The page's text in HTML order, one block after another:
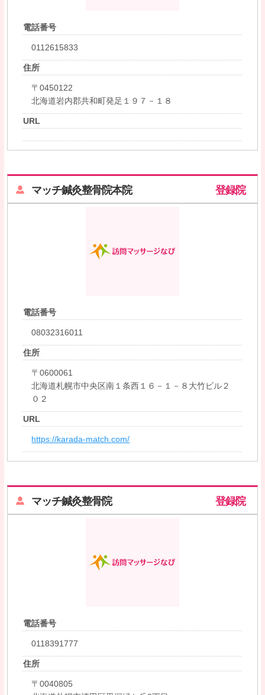
電話番号
0112615833
住所
〒0450122
北海道岩内郡共和町発足１９７－１８
URL
マッチ鍼灸整骨院本院 登録院
電話番号
08032316011
住所
〒0600061
北海道札幌市中央区南１条西１６－１－８大竹ビル２
０２
URL
https://karada-match.com/
マッチ鍼灸整骨院 登録院
電話番号
0118391777
住所
〒0040805